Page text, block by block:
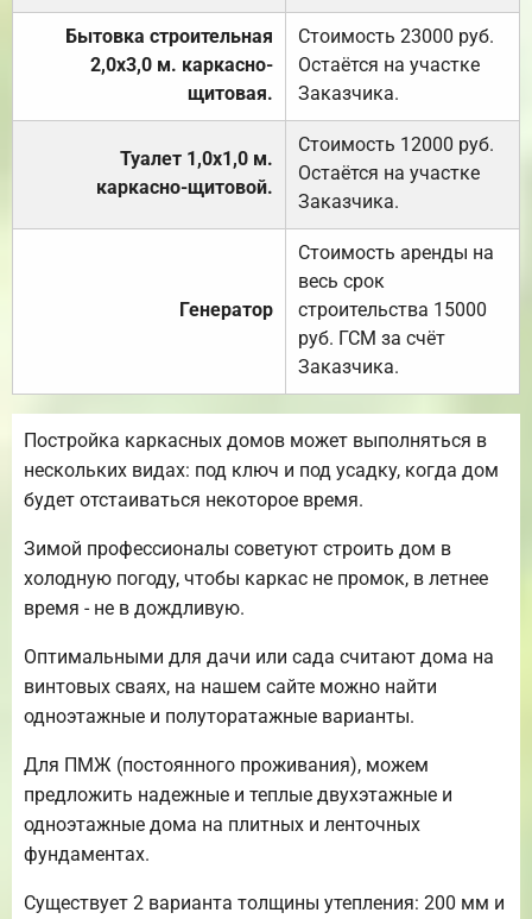
Бытовка строительная
2,0х3,0 м. каркасно-
щитовая.
Стоимость 23000 руб.
Остаётся на участке
Заказчика.
Туалет 1,0х1,0 м.
каркасно-щитовой.
Стоимость 12000 руб.
Остаётся на участке
Заказчика.
Генератор
Стоимость аренды на
весь срок
строительства 15000
руб. ГСМ за счёт
Заказчика.
Постройка каркасных домов может выполняться в
нескольких видах: под ключ и под усадку, когда дом
будет отстаиваться некоторое время.
Зимой профессионалы советуют строить дом в
холодную погоду, чтобы каркас не промок, в летнее
время - не в дождливую.
Оптимальными для дачи или сада считают дома на
винтовых сваях, на нашем сайте можно найти
одноэтажные и полуторатажные варианты.
Для ПМЖ (постоянного проживания), можем
предложить надежные и теплые двухэтажные и
одноэтажные дома на плитных и ленточных
фундаментах.
Существует 2 варианта толщины утепления: 200 мм и